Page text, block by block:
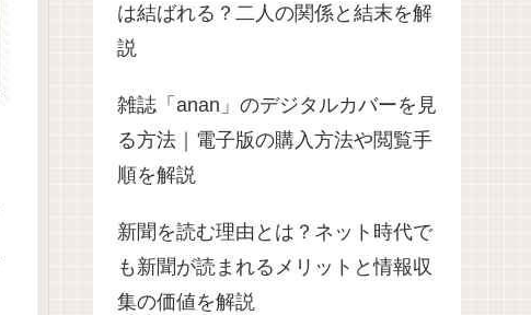
は結ばれる？二人の関係と結末を解
説
雑誌「anan」のデジタルカバーを見
る方法｜電子版の購入方法や閲覧手
順を解説
新聞を読む理由とは？ネット時代で
も新聞が読まれるメリットと情報収
集の価値を解説